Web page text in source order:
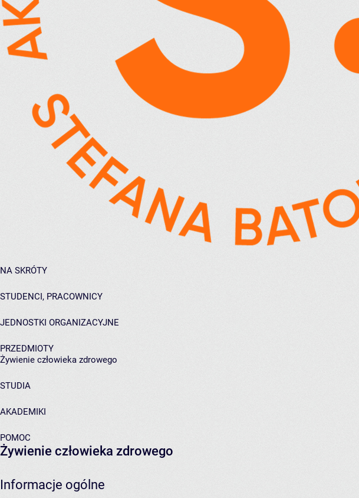
NA SKRÓTY
STUDENCI, PRACOWNICY
JEDNOSTKI ORGANIZACYJNE
PRZEDMIOTY
Żywienie człowieka zdrowego
STUDIA
AKADEMIKI
POMOC
Żywienie człowieka zdrowego
Informacje ogólne